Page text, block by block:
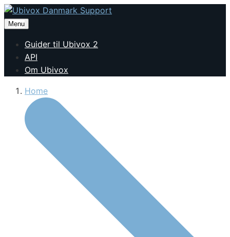
Menu
Guider til Ubivox 2
API
Om Ubivox
Home